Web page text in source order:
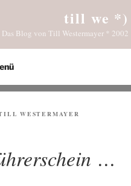
till we *)
Das Blog von Till Westermayer * 2002
WESTERMAYER
…